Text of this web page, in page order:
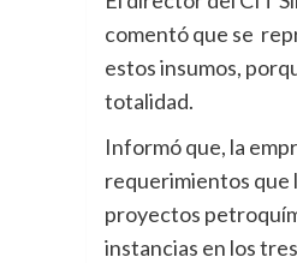
comentó que se
estos insumos,
totalidad.
Informó que, la
requerimientos que
proyectos
instancias en los